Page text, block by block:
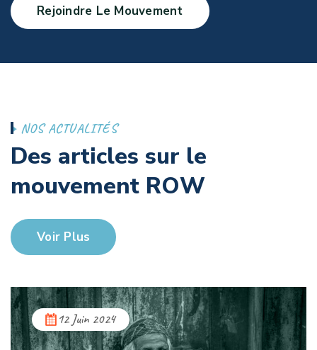
Rejoindre Le Mouvement
NOS ACTUALITÉS
Des articles sur le
mouvement ROW
Voir Plus
12 Juin 2024